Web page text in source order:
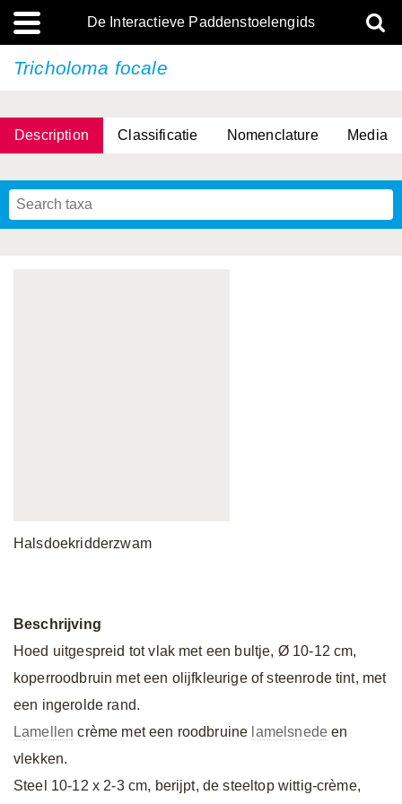
De Interactieve Paddenstoelengids
Tricholoma focale
Description Classificatie Nomenclature Media
Halsdoekridderzwam
Beschrijving
Hoed uitgespreid tot vlak met een bultje, Ø 10-12 cm,
koperroodbruin met een olijfkleurige of steenrode tint, met
een ingerolde rand.
Lamellen crème met een roodbruine lamelsnede en
vlekken.
Steel 10-12 x 2-3 cm, berijpt, de steeltop wittig-crème,